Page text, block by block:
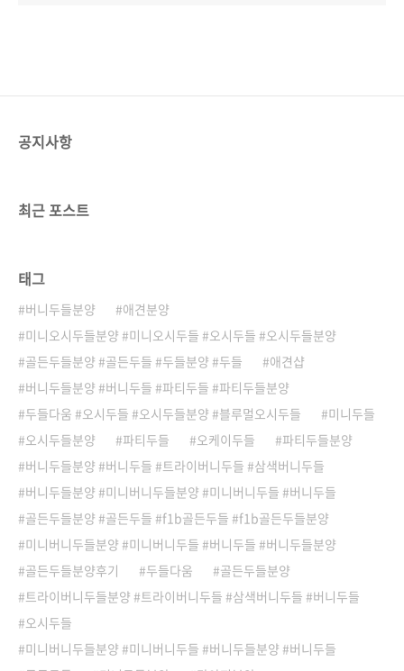
공지사항
최근 포스트
태그
버니두들분양
애견분양
미니오시두들분양 #미니오시두들 #오시두들 #오시두들분양
골든두들분양 #골든두들 #두들분양 #두들
애견샵
버니두들분양 #버니두들 #파티두들 #파티두들분양
두들다움 #오시두들 #오시두들분양 #블루멀오시두들
미니두들
오시두들분양
파티두들 오케이두들
파티두들분양
버니두들분양 #버니두들 #트라이버니두들 #삼색버니두들
버니두들분양 #미니버니두들분양 #미니버니두들 #버니두들
골든두들분양 #골든두들 #f1b골든두들 #f1b골든두들분양
미니버니두들분양 #미니버니두들 #버니두들 #버니두들분양
골든두들분양후기
두들다움
골든두들분양
트라이버니두들분양 #트라이버니두들 #삼색버니두들 #버니두들
오시두들
미니버니두들분양 #미니버니두들 #버니두들분양 #버니두들